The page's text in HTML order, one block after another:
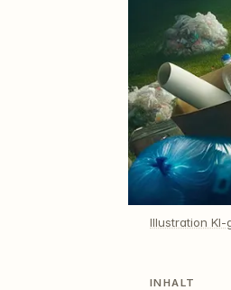
Illustration KI-
INHALT